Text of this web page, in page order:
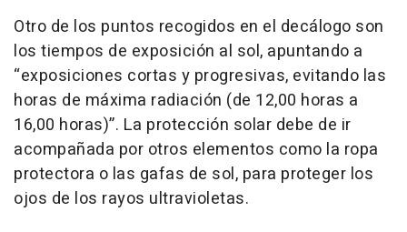
Otro de los puntos recogidos en el decálogo son
los tiempos de exposición al sol, apuntando a
“exposiciones cortas y progresivas, evitando las
horas de máxima radiación (de 12,00 horas a
16,00 horas)”. La protección solar debe de ir
acompañada por otros elementos como la ropa
protectora o las gafas de sol, para proteger los
ojos de los rayos ultravioletas.